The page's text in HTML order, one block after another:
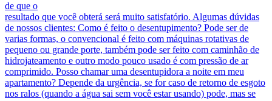
de que o
resultado que você obterá será muito satisfatório. Algumas dúvidas
de nossos clientes: Como é feito o desentupimento? Pode ser de
varias formas, o convencional é feito com máquinas rotativas de
pequeno ou grande porte, também pode ser feito com caminhão de
hidrojateamento e outro modo pouco usado é com pressão de ar
comprimido. Posso chamar uma desentupidora a noite em meu
apartamento? Depende da urgência, se for caso de retorno de esgoto
nos ralos (quando a água sai sem você estar usando) pode, mas se